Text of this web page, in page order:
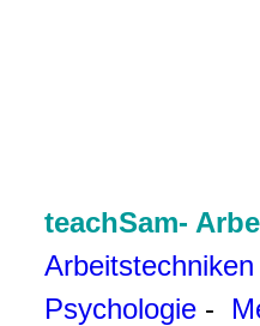
teachSam-
Arbeitstechniken
Psychologie -